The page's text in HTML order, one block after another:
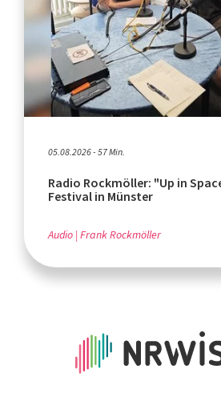
05.08.2026 - 57 Min.
Radio Rockmöller: "Up in
Festival in Münster
Audio Frank Rockmöller